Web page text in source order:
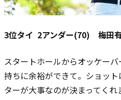
3位タイ 2アンダー(70) 梅田
スタートホールからオッケー
持ちに余裕ができて。 ショッ
ターが大事なのが決まってくれ